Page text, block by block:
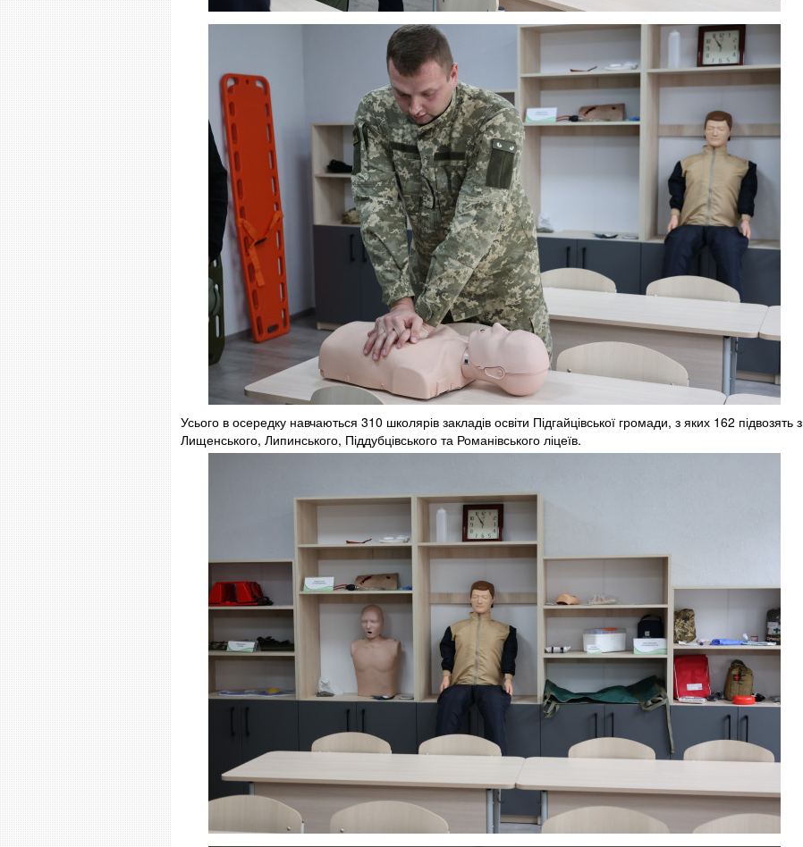
Усього в осередку навчаються 310 школярів закладів освіти Підгайцівської громади, з яких 162 підвозять з
Лищенського, Липинського, Піддубцівського та Романівського ліцеїв.